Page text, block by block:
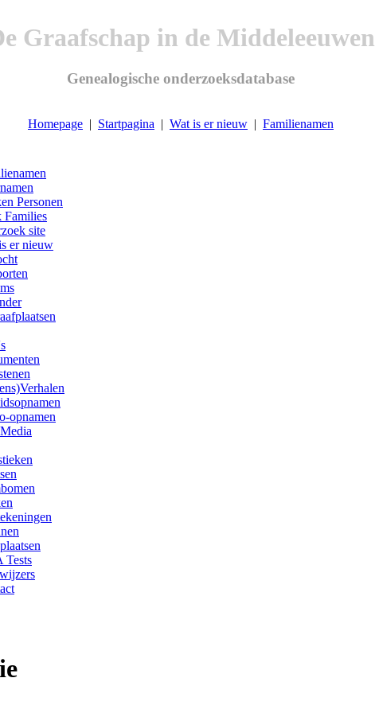
Graafschap in de Middeleeuwen
Genealogische onderzoeksdatabase
Homepage | Startpagina | Wat is er nieuw | Familienamen
Personen
Families
site
er nieuw
opnamen
Tests